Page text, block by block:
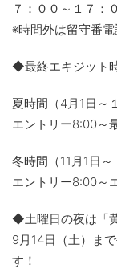
７：００～１７：
※時間外は留守番電
◆最終エキジット
夏時間（4月1日～
エントリー8:00～
冬時間（11月1日～
エントリー8:00～
◆土曜日の夜は「
9月14日（土）ま
す！